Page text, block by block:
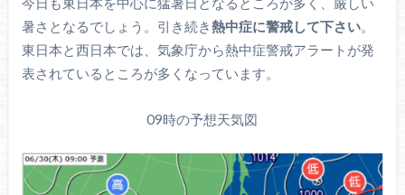
暑さとなるでしょう。引き続き熱中症に警戒して下さい。
東日本と西日本では、気象庁から熱中症警戒アラートが発
表されているところが多くなっています。
09時の予想天気図